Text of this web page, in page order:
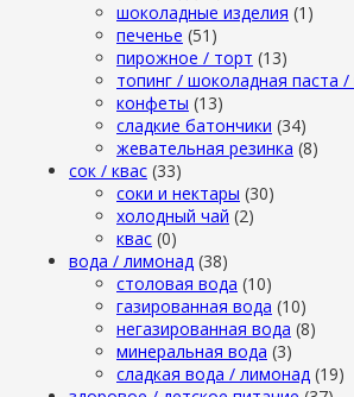
шоколадные изделия (1)
печенье (51)
пирожное / торт (13)
топинг / шоколадная паста
конфеты (13)
сладкие батончики (34)
жевательная резинка (8)
сок / квас (33)
соки и нектары (30)
холодный чай (2)
квас (0)
вода / лимонад (38)
столовая вода (10)
газированная вода (10)
негазированная вода (8)
минеральная вода (3)
сладкая вода / лимонад (19)